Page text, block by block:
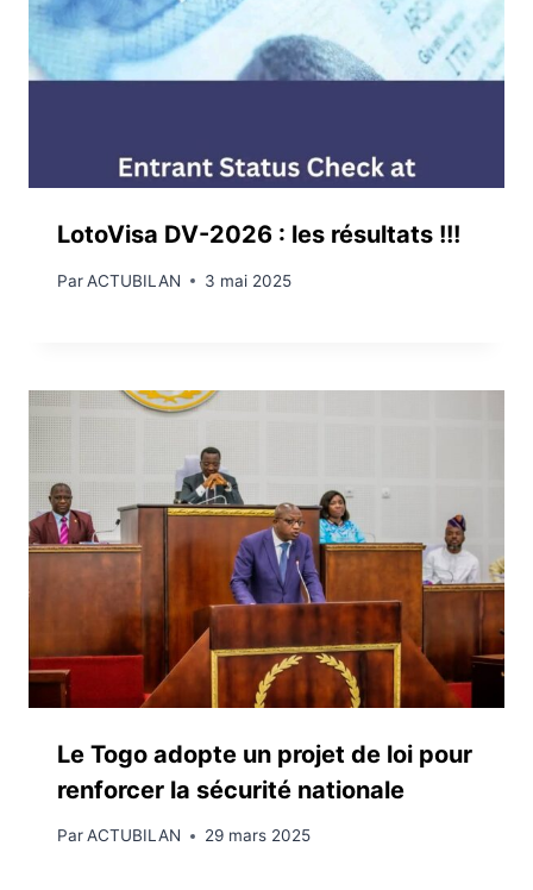
LotoVisa DV-2026 : les résultats !!!
ParACTUBILAN 3 mai 2025
Le Togo adopte un projet de loi pour
renforcer la sécurité nationale
ParACTUBILAN 29 mars 2025